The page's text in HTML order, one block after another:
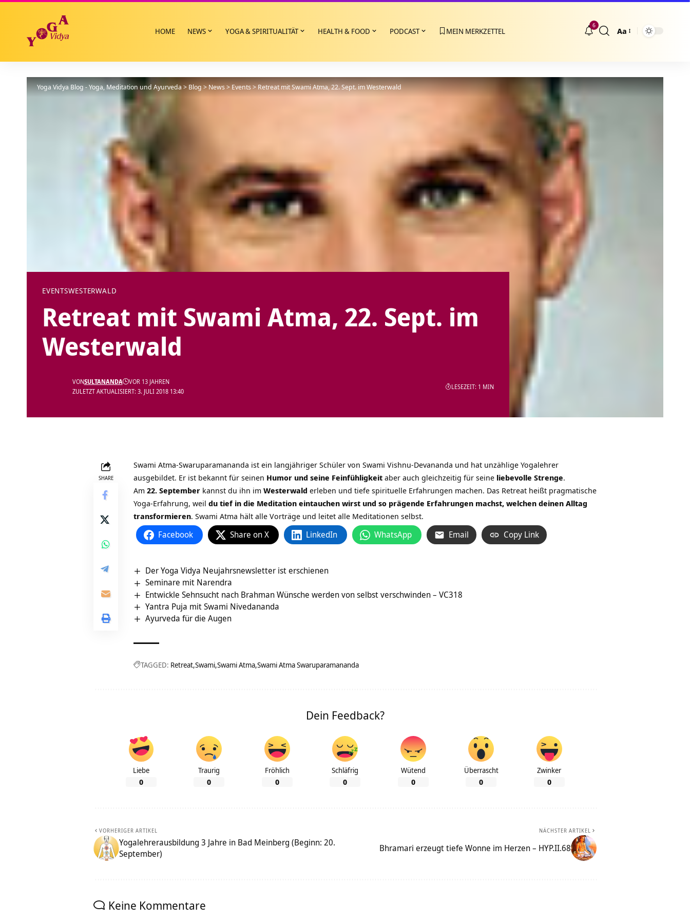
HOME NEWS YOGA & SPIRITUALITÄT HEALTH & FOOD PODCAST MEIN MERKZETTEL
6
Größenänderung
Aa
Yoga Vidya Blog - Yoga, Meditation und Ayurveda >Blog>News>Events>Retreat mit Swami Atma, 22. Sept. im Westerwald
EVENTSWESTERWALD
Retreat mit Swami Atma, 22. Sept. im
Westerwald
ZULETZT AKTUALISIERT: 3. JULI 2018 13:40
VONSULTANANDA VOR 13 JAHREN
LESEZEIT: 1 MIN
SHARE
Swami Atma-Swaruparamananda ist ein langjähriger Schüler von Swami Vishnu-Devananda und hat unzählige Yogalehrer
ausgebildet. Er ist bekannt für seinen Humor und seine Feinfühligkeit aber auch gleichzeitig für seine liebevolle Strenge.
Am 22. September kannst du ihn im Westerwald erleben und tiefe spirituelle Erfahrungen machen. Das Retreat heißt pragmatische
Yoga-Erfahrung, weil du tief in die Meditation eintauchen wirst und so prägende Erfahrungen machst, welchen deinen Alltag
transformieren. Swami Atma hält alle Vorträge und leitet alle Meditationen selbst.
Facebook Share on X LinkedIn WhatsApp Email Copy Link
Der Yoga Vidya Neujahrsnewsletter ist erschienen
Seminare mit Narendra
Entwickle Sehnsucht nach Brahman Wünsche werden von selbst verschwinden – VC318
Yantra Puja mit Swami Nivedananda
Ayurveda für die Augen
TAGGED: Retreat Swami Swami Atma Swami Atma Swaruparamananda
Dein Feedback?
Liebe
0
Traurig
0
Fröhlich
0
Schläfrig
0
Wütend
0
Überrascht
0
Zwinker
0
VORHERIGER ARTIKEL
Yogalehrerausbildung 3 Jahre in Bad Meinberg (Beginn: 20.
September)
NÄCHSTER ARTIKEL
Bhramari erzeugt tiefe Wonne im Herzen – HYP.II.68
Keine Kommentare